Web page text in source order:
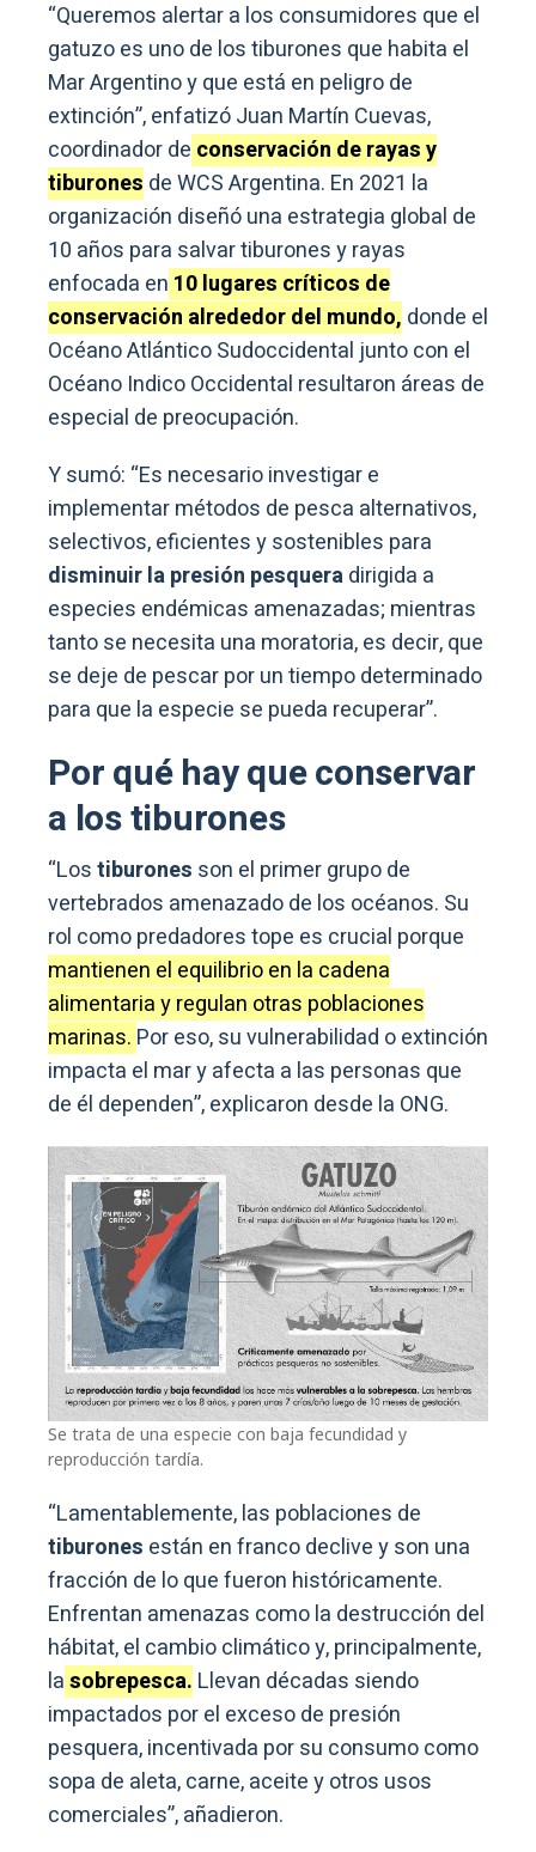
“Queremos alertar a los consumidores que el
gatuzo es uno de los tiburones que habita el
Mar Argentino y que está en peligro de
extinción”, enfatizó Juan Martín Cuevas,
coordinador de conservación de rayas y
tiburones de WCS Argentina. En 2021 la
organización diseñó una estrategia global de
10 años para salvar tiburones y rayas
enfocada en 10 lugares críticos de
conservación alrededor del mundo, donde el
Océano Atlántico Sudoccidental junto con el
Océano Indico Occidental resultaron áreas de
especial de preocupación.
Y sumó: “Es necesario investigar e
implementar métodos de pesca alternativos,
selectivos, eficientes y sostenibles para
disminuir la presión pesqueradirigida a
especies endémicas amenazadas; mientras
tanto se necesita una moratoria, es decir, que
se deje de pescar por un tiempo determinado
para que la especie se pueda recuperar”.
Por qué hay que conservar
a los tiburones
“Lostiburones son el primer grupo de
vertebrados amenazado de los océanos. Su
rol como predadores tope es crucial porque
mantienen el equilibrio en la cadena
alimentaria y regulan otras poblaciones
marinas. Por eso, su vulnerabilidad o extinción
impacta el mar y afecta a las personas que
de él dependen”, explicaron desde la ONG.
Se trata de una especie con baja fecundidad y
reproducción tardía.
“Lamentablemente, las poblaciones de
tiburones están en franco declive y son una
fracción de lo que fueron históricamente.
Enfrentan amenazas como la destrucción del
hábitat, el cambio climático y, principalmente,
lasobrepesca. Llevan décadas siendo
impactados por el exceso de presión
pesquera, incentivada por su consumo como
sopa de aleta, carne, aceite y otros usos
comerciales”, añadieron.